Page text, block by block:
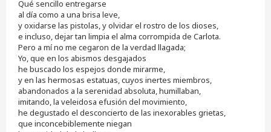
Qué sencillo entregarse
al día como a una brisa leve,
y oxidarse las pistolas, y olvidar el rostro de los dioses,
e incluso, dejar tan limpia el alma corrompida de Carlota.
Pero a mí no me cegaron de la verdad llagada;
Yo, que en los abismos desgajados
he buscado los espejos donde mirarme,
y en las hermosas estatuas, cuyos inertes miembros,
abandonados a la serenidad absoluta, humillaban,
imitando, la veleidosa efusión del movimiento,
he degustado el desconcierto de las inexorables grietas,
que inconcebiblemente niegan